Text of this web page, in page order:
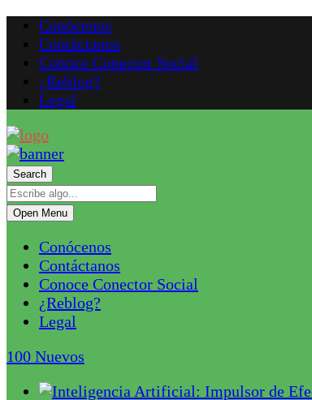
Conócenos
Contáctanos
Conoce Conector Social
¿Reblog?
Legal
Search
Open Menu
Conócenos
Contáctanos
Conoce Conector Social
¿Reblog?
Legal
100 Nuevos